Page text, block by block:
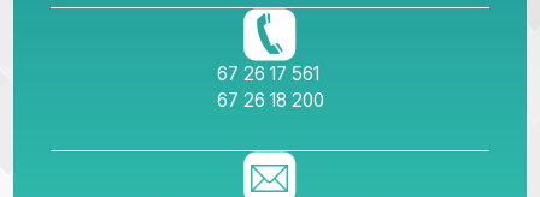
tel./fax
67 26 17 561
tel.
67 26 18 200